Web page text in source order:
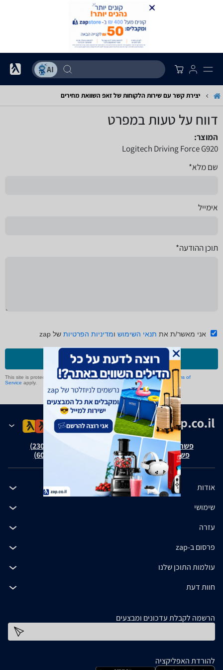
יצירת קשר עם שירות הלקוחות של זאפ השוואת מחירים
דווח על טעות במפרט
המוצר:
Logitech Driving Force G920
שם מלא*
אימייל
תוכן ההודעה*
אני מאשר/ת את תנאי השימוש ומדיניות הפרטיות של zap
שליחה
This site is protected by reCAPTCHA and the GooglePrivacy Policyand Terms of
Service apply.
פשרה בת"צ אבנצ'יק נ' זאפ גרופ (ת"צ 23008-08-20)
פשרה בת"צ כהנים נ' זאפ גרופ (ת"צ 60371-12-19)
אודות
שימושי
עזרה
פרסום ב-zap
עולמות התוכן שלנו
חוות דעת
הרשמה לקבלת עדכונים ומבצעים
להורדת האפליקציה